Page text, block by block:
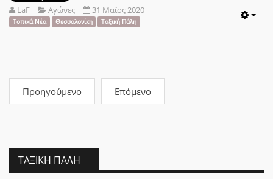
LaF Αγώνες 31 Μαϊος 2020
Τοπικά Νέα Θεσσαλονίκη Ταξική Πάλη
Προηγούμενο Επόμενο
ΤΑΞΙΚΉ ΠΆΛΗ